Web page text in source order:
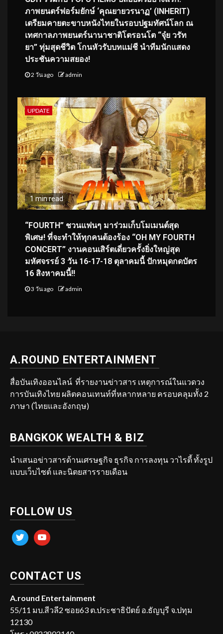
ภาพยนตร์ฟอร์มยักษ์ ‘คุณยายวรนาฏ’ (INHERIT)
เตรียมคายตะขาบหนังไทยในรอบปฐมทัศน์โลก ณ
เทศกาลภาพยนตร์นานาชาติโตรอนโต “จุ๋ย วรัท
ยา” ทุ่มสุดชีวิต โกนหัวรับบทแม่ชี นำทีมนักแสดง
ประชันความสยอง!
2 วัน ago admin
UPDATE
1 min read
“FOURTH” ชวนแฟนๆ มาร่วมเก็บโมเมนต์สุด
พิเศษ! ที่จะทำให้ทุกคนต้องร้อง “OH MY FOURTH
CONCERT” งานคอนเสิร์ตเดี่ยวครั้งยิ่งใหญ่สุด
มหัศจรรย์ 3 วัน 16-17-18 ตุลาคมนี้ ปักหมุดกดบัตร
16 สิงหาคมนี้!!
3 วัน ago admin
A.ROUND ENTERTAINMENT
สื่อบันเทิงออนไลน์ ที่รายงานข่าวสาร เหตุการณ์ในแวดวง
การบันเทิงไทย ผลิตคอนเทนท์ที่หลากหลาย ครอบคลุมทั้ง 2
ภาษา (ไทยและอังกฤษ)
BANGKOK WEALTH & BIZ
นำเสนอข่าวสารด้านเศรษฐกิจ ธุรกิจ การลงทุน วาไรตี้ ทั้งรูป
แบบเว็บไซต์ และนิตยสารรายเดือน
FOLLOW US
twitter youtube
CONTACT US
A.round Entertainment
55/11 มบ.สีวลี2 ซอย63 ต.ประชาธิปัตย์ อ.ธัญบุรี จ.ปทุม
12130